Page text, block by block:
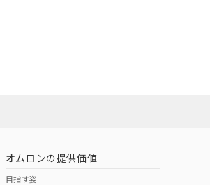
オムロンの提供価値
目指す姿